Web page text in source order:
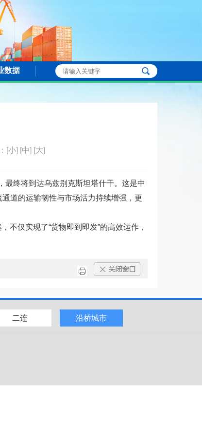
数据
[小] [中] [大]
终将到达乌兹别克斯坦塔什干。这是中
道的运输韧性与市场活力持续增强，更
不仅实现了“货物即到即发”的高效运作，
二连 沿桥城市